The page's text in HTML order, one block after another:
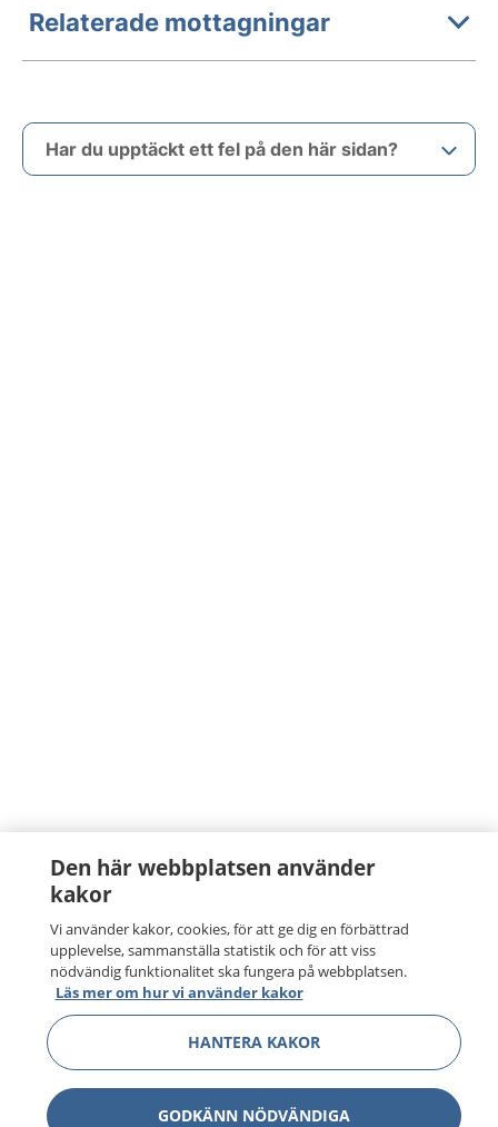
Relaterade mottagningar
Har du upptäckt ett fel på den här sidan?
Den här webbplatsen använder
kakor
Vi använder kakor, cookies, för att ge dig en förbättrad
upplevelse, sammanställa statistik och för att viss
nödvändig funktionalitet ska fungera på webbplatsen.
Läs mer om hur vi använder kakor
HANTERA KAKOR
GODKÄNN NÖDVÄNDIGA